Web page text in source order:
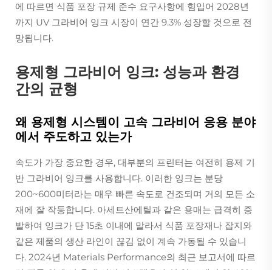
에 따르면 식품 포장 규제 준수 요구사항에 힘입어 2028년
까지 UV 그라비어 잉크 시장이 연간 9.3% 성장할 것으로 전
망됩니다.
용제형 그라비어 잉크: 성능과 환경
간의 균형
왜 용제형 시스템이 고속 그라비어 응용 분야
에서 주도하고 있는가
속도가 가장 중요한 경우, 대부분의 프린터는 여전히 용제 기
반 그라비어 잉크를 사용합니다. 이러한 잉크는 분당
200~600미터라는 매우 빠른 속도로 건조되며 거의 모든 소
재에 잘 작동합니다. 아세트산에틸과 같은 용매는 급격히 증
발하여 잉크가 단 15초 이내에 말라서 식품 포장재나 잡지와
같은 제품의 생산 라인이 끊김 없이 계속 가동될 수 있습니
다. 2024년 Materials Performance의 최근 보고서에 따르